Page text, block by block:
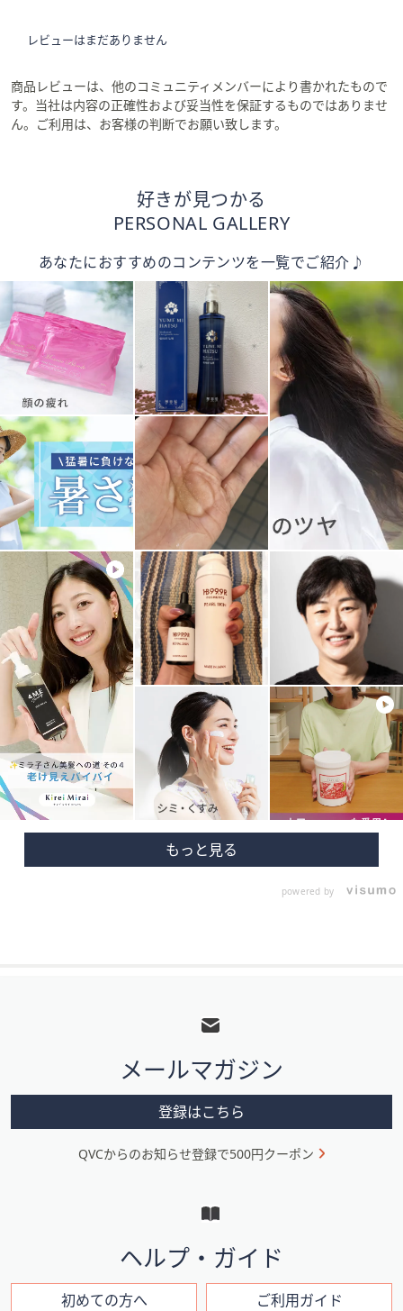
レビューはまだありません
商品レビューは、他のコミュニティメンバーにより書かれたもので
す。当社は内容の正確性および妥当性を保証するものではありませ
ん。ご利用は、お客様の判断でお願い致します。
好きが見つかる
PERSONAL GALLERY
あなたにおすすめのコンテンツを一覧でご紹介♪
powered by
メ
ニ
ン
メールマガジン
登録はこちら
QVCからのお知らせ登録で500円クーポン
ヘルプ・ガイド
初めての方へ ご利用ガイド